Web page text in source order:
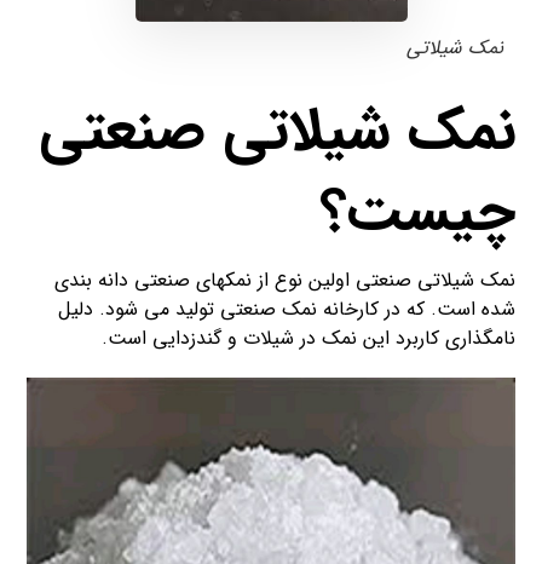
نمک شیلاتی
نمک شیلاتی صنعتی
چیست؟
نمک شیلاتی صنعتی اولین نوع از نمکهای صنعتی دانه بندی
شده است. که در کارخانه نمک صنعتی تولید می شود. دلیل
نامگذاری کاربرد این نمک در شیلات و گندزدایی است.